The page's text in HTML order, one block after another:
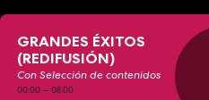
GRANDES ÉXITOS
(REDIFUSIÓN)
Con Selección de contenidos
00:00—08:00